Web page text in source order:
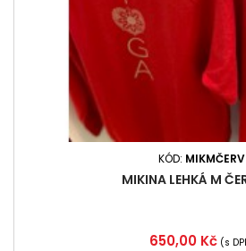
KÓD: MIKMČERV
MIKINA LEHKÁ M
Cena
650,00 Kč (s